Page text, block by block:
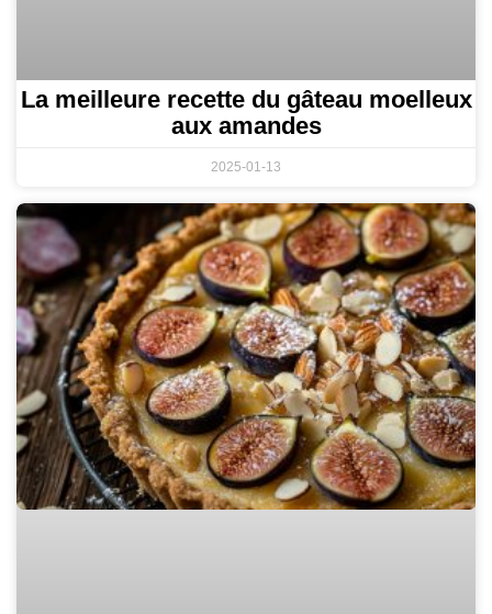
La meilleure recette du gâteau moelleux
aux amandes
2025-01-13